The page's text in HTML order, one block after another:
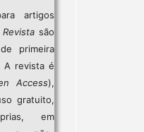
artigos
são
primeira
A revista é
Access),
gratuito,
em